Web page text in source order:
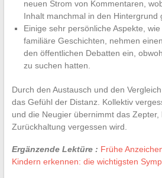
neuen Strom von Kommentaren,
Inhalt manchmal in den Hintergrund
Einige sehr persönliche Aspekte,
familiäre Geschichten, nehmen
den öffentlichen Debatten ein,
zu suchen hatten.
Durch den Austausch und den
das Gefühl der Distanz. Kollektiv
und die Neugier übernimmt das Zepter,
Zurückhaltung vergessen wird.
Ergänzende Lektüre : Frühe
Kindern erkennen: die wichtigsten